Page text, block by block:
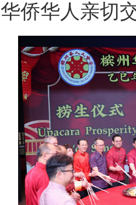
华侨华人亲切